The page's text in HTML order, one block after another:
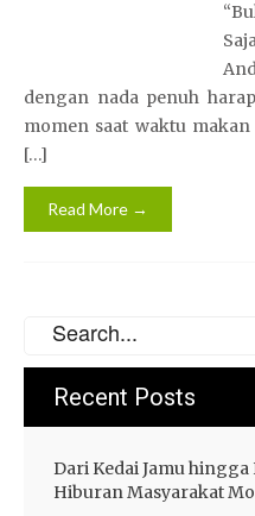
dengan nada penuh
momen saat waktu
[…]
Read More →
Recent Posts
Dari Kedai Jamu
Hiburan Masyarakat